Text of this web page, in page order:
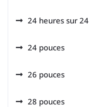
24 heures sur 24
24 pouces
26 pouces
28 pouces